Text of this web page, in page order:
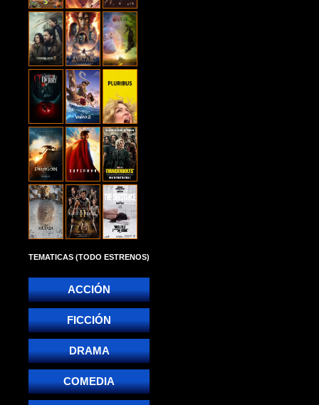
TEMATICAS (TODO ESTRENOS)
ACCIÓN
FICCIÓN
DRAMA
COMEDIA